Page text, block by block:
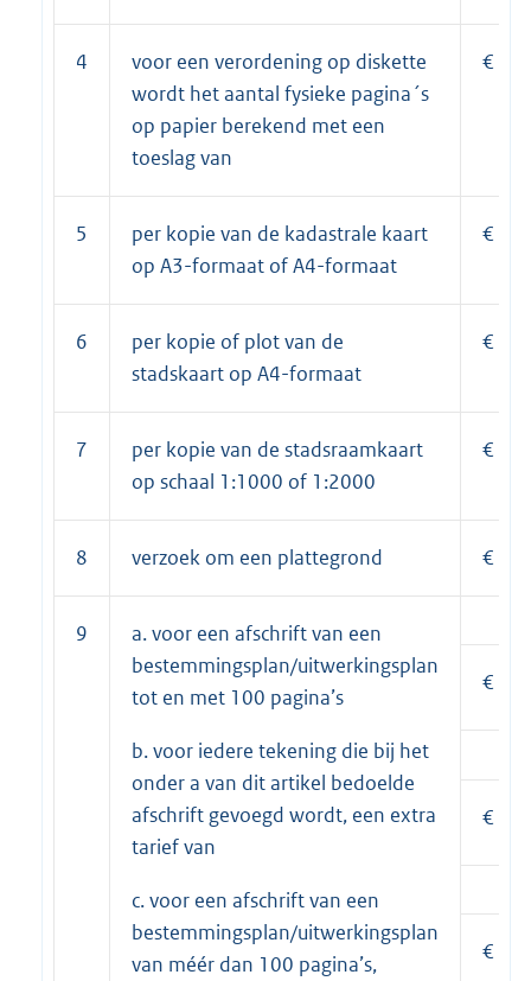
4
voor een verordening op diskette
wordt het aantal fysieke pagina´s
op papier berekend met een
toeslag van
€
5
per kopie van de kadastrale kaart
op A3-formaat of A4-formaat
€
6
per kopie of plot van de
stadskaart op A4-formaat
€
7
per kopie van de stadsraamkaart
op schaal 1:1000 of 1:2000
€
8 verzoek om een plattegrond €
9
a. voor een afschrift van een
bestemmingsplan/uitwerkingsplan
tot en met 100 pagina’s
b. voor iedere tekening die bij het
onder a van dit artikel bedoelde
afschrift gevoegd wordt, een extra
tarief van
c. voor een afschrift van een
bestemmingsplan/uitwerkingsplan
van méér dan 100 pagina’s,
€
€
€